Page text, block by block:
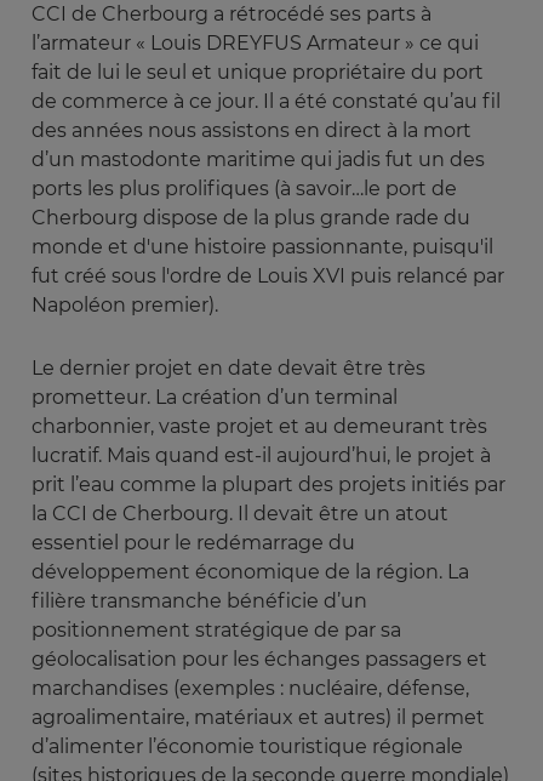
CCI de Cherbourg a rétrocédé ses parts à
l’armateur « Louis DREYFUS Armateur » ce qui
fait de lui le seul et unique propriétaire du port
de commerce à ce jour. Il a été constaté qu’au fil
des années nous assistons en direct à la mort
d’un mastodonte maritime qui jadis fut un des
ports les plus prolifiques (à savoir…le port de
Cherbourg dispose de la plus grande rade du
monde et d'une histoire passionnante, puisqu'il
fut créé sous l'ordre de Louis XVI puis relancé par
Napoléon premier).
Le dernier projet en date devait être très
prometteur. La création d’un terminal
charbonnier, vaste projet et au demeurant très
lucratif. Mais quand est-il aujourd’hui, le projet à
prit l’eau comme la plupart des projets initiés par
la CCI de Cherbourg. Il devait être un atout
essentiel pour le redémarrage du
développement économique de la région. La
filière transmanche bénéficie d’un
positionnement stratégique de par sa
géolocalisation pour les échanges passagers et
marchandises (exemples : nucléaire, défense,
agroalimentaire, matériaux et autres) il permet
d’alimenter l’économie touristique régionale
(sites historiques de la seconde guerre mondiale)